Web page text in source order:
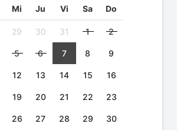
Mi Ju Vi Sa Do
29 30 31 1 2
5 6 7 8 9
12 13 14 15 16
19 20 21 22 23
26 27 28 29 30